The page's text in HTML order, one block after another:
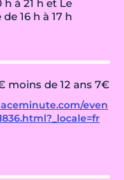
à 21 h et Le
16 h à 17 h
moins de 12 ans 7€
even